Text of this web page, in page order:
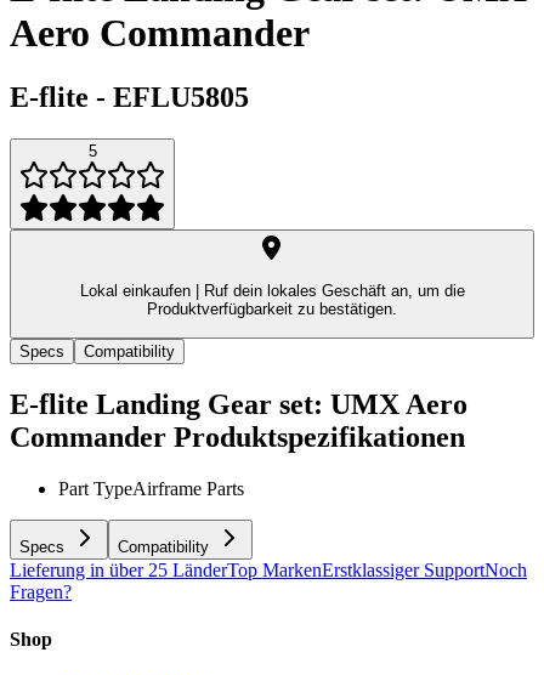
Aero Commander
E-flite - EFLU5805
5
Lokal einkaufen |
Ruf dein lokales Geschäft an, um die
Produktverfügbarkeit zu bestätigen.
Specs Compatibility
E-flite Landing Gear set: UMX Aero
Commander Produktspezifikationen
Part TypeAirframe Parts
Specs Compatibility
Lieferung in über 25 LänderTop MarkenErstklassiger SupportNoch
Fragen?
Shop